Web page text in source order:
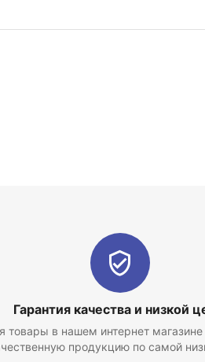
Гарантия качества и низкой
товары в нашем интернет
продукцию по самой